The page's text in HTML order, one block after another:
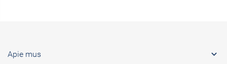
Apie mus 